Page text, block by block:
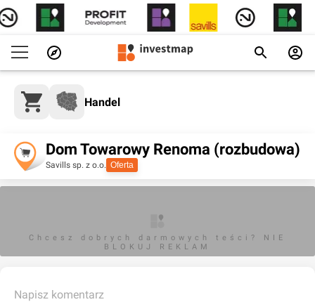
Handel
Dom Towarowy Renoma (rozbudowa)
Savills sp. z o.o. Oferta
Chcesz dobrych darmowych teści? NIE
BLOKUJ REKLAM
Napisz komentarz